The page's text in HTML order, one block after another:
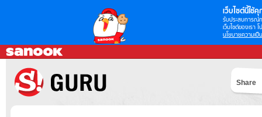
เว็บไซต์นี้ใช้คุ
รับประสบการณ์
เว็บไซต์ของเรา
นโยบายความเป็
Share